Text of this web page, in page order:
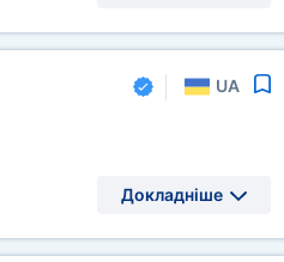
UA
Докладніше